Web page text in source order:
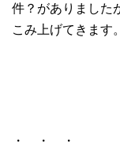
件？がありました
こみ上げてきます。
・ ・ ・